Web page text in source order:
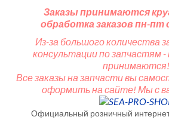
Заказы принимаются
обработка заказов пн-пт
Из-за большого количества
консультации по запчастям
принимаются!
Все заказы на запчасти вы
оформить на сайте! Мы с
Официальный розничный